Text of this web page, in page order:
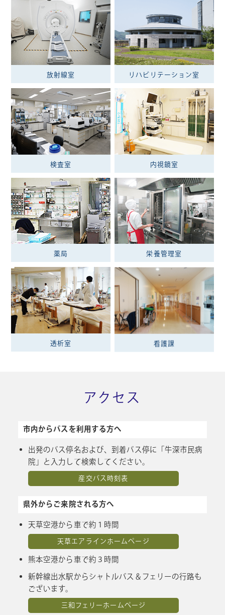
放射線室 リハビリテーション室
検査室 内視鏡室
薬局 栄養管理室
透析室 看護課
アクセス
市内からバスを利用する方へ
出発のバス停名および、到着バス停に「牛深市民病
院」と入力して検索してください。
産交バス時刻表
県外からご来院される方へ
天草空港から車で約１時間
天草エアラインホームページ
熊本空港から車で約３時間
新幹線出水駅からシャトルバス＆フェリーの行路も
ございます。
三和フェリーホームページ